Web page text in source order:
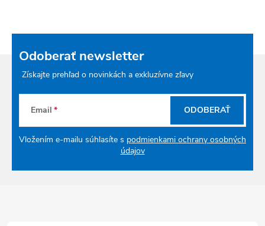
Odoberať newsletter
Získajte prehľad o novinkách a exkluzívne zľavy
Email
Vložením e-mailu súhlasíte s podmienkami ochrany osobných
údajov
ODOBERAŤ